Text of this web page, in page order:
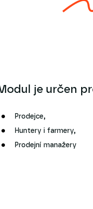
je určen
Prodejce,
Huntery i farmery,
Prodejní manažery